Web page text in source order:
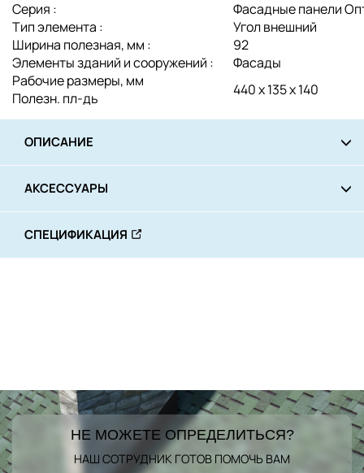
Серия :
Фасадные панели
Тип элемента :
Угол внешний
Ширина полезная, мм :
92
Элементы зданий и сооружений :
Фасады
Рабочие размеры, мм
Полезн. пл-дь
440 х 135 х 140
ОПИСАНИЕ
АКСЕССУАРЫ
СПЕЦИФИКАЦИЯ
НЕ МОЖЕТЕ ОПРЕДЕЛИТЬСЯ?
НАШ СОТРУДНИК ГОТОВ ПОМОЧЬ ВАМ